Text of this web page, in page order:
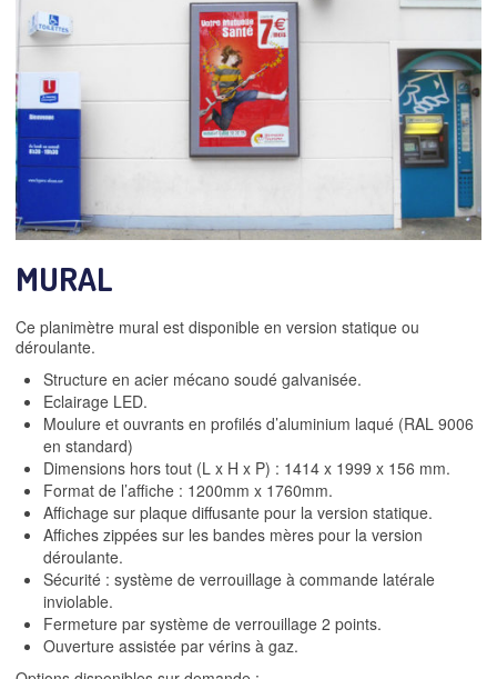
MURAL
Ce planimètre mural est disponible en version statique ou
déroulante.
Structure en acier mécano soudé galvanisée.
Eclairage LED.
Moulure et ouvrants en profilés d’aluminium laqué (RAL 9006
en standard)
Dimensions hors tout (L x H x P) : 1414 x 1999 x 156 mm.
Format de l’affiche : 1200mm x 1760mm.
Affichage sur plaque diffusante pour la version statique.
Affiches zippées sur les bandes mères pour la version
déroulante.
Sécurité : système de verrouillage à commande latérale
inviolable.
Fermeture par système de verrouillage 2 points.
Ouverture assistée par vérins à gaz.